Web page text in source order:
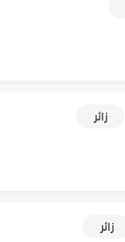
زائر
زائر